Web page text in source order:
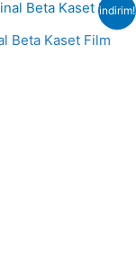
indirim!
Beta Kaset Film